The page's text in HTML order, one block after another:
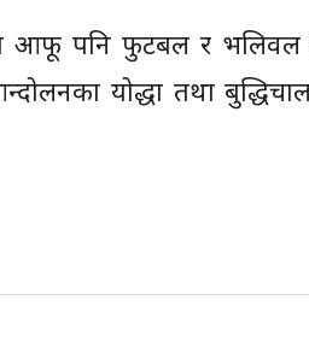
आफू पनि फुटबल र
योद्धा तथा